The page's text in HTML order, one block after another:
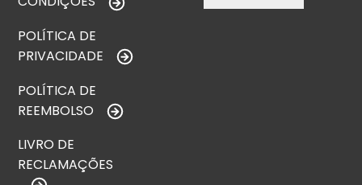
POLÍTICA DE
PRIVACIDADE
POLÍTICA DE
REEMBOLSO
LIVRO DE
RECLAMAÇÕES